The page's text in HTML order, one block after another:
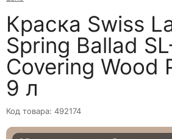
Краска Swiss
Spring Ballad
Covering Wood
9 л
Код товара: 492174